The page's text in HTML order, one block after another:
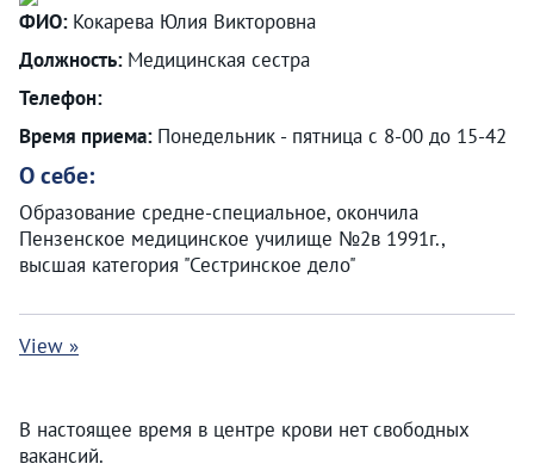
ФИО: Кокарева Юлия Викторовна
Должность: Медицинская сестра
Телефон:
Время приема: Понедельник - пятница с 8-00 до 15-42
О себе:
Образование средне-специальное, окончила
Пензенское медицинское училище №2в 1991г.,
высшая категория "Сестринское дело"
View »
В настоящее время в центре крови нет свободных
вакансий.